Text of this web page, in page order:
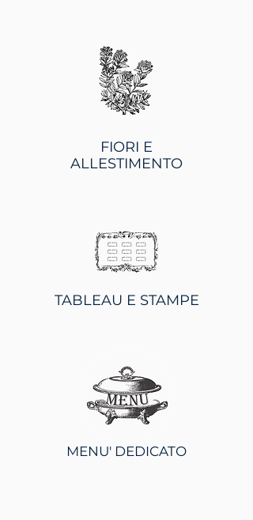
FIORI E
ALLESTIMENTO
TABLEAU E STAMPE
MENU' DEDICATO